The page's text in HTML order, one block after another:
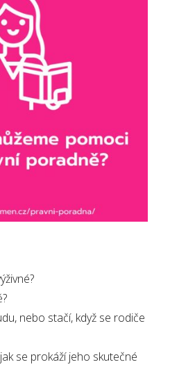
nebo stačí, když se rodiče
se prokáží jeho skutečné